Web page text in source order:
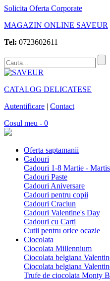
Solicita Oferta Corporate
MAGAZIN ONLINE SAVEUR
Tel: 0723602611
CATALOG DELICATESE
Autentificare | Contact
Cosul meu - 0
Oferta saptamanii
Cadouri
Cadouri 1-8 Martie -
Cadouri Paste
Cadouri Aniversare
Cadouri pentru copii
Cadouri Craciun
Cadouri Valentine's Day
Cadouri cu Carti
Cutii pentru orice ocazie
Ciocolata
Ciocolata Millennium
Ciocolata belgiana
Ciocolata belgiana
Trufe de ciocolata Monty